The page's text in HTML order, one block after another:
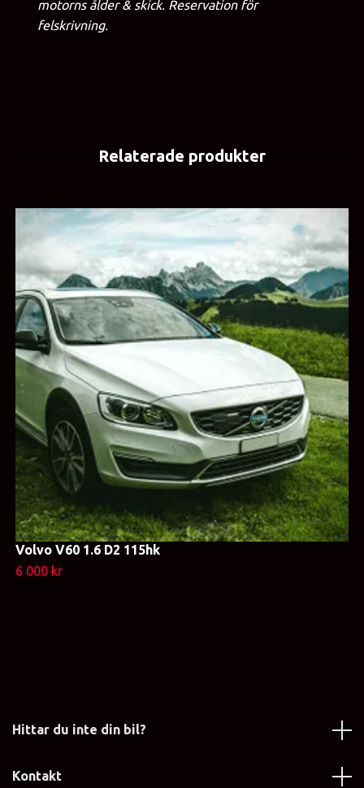
motorns ålder & skick. Reservation för
felskrivning.
Volvo V60 1.6 D2 115hk
6 000 kr
Hittar du inte din bil?
Kontakt